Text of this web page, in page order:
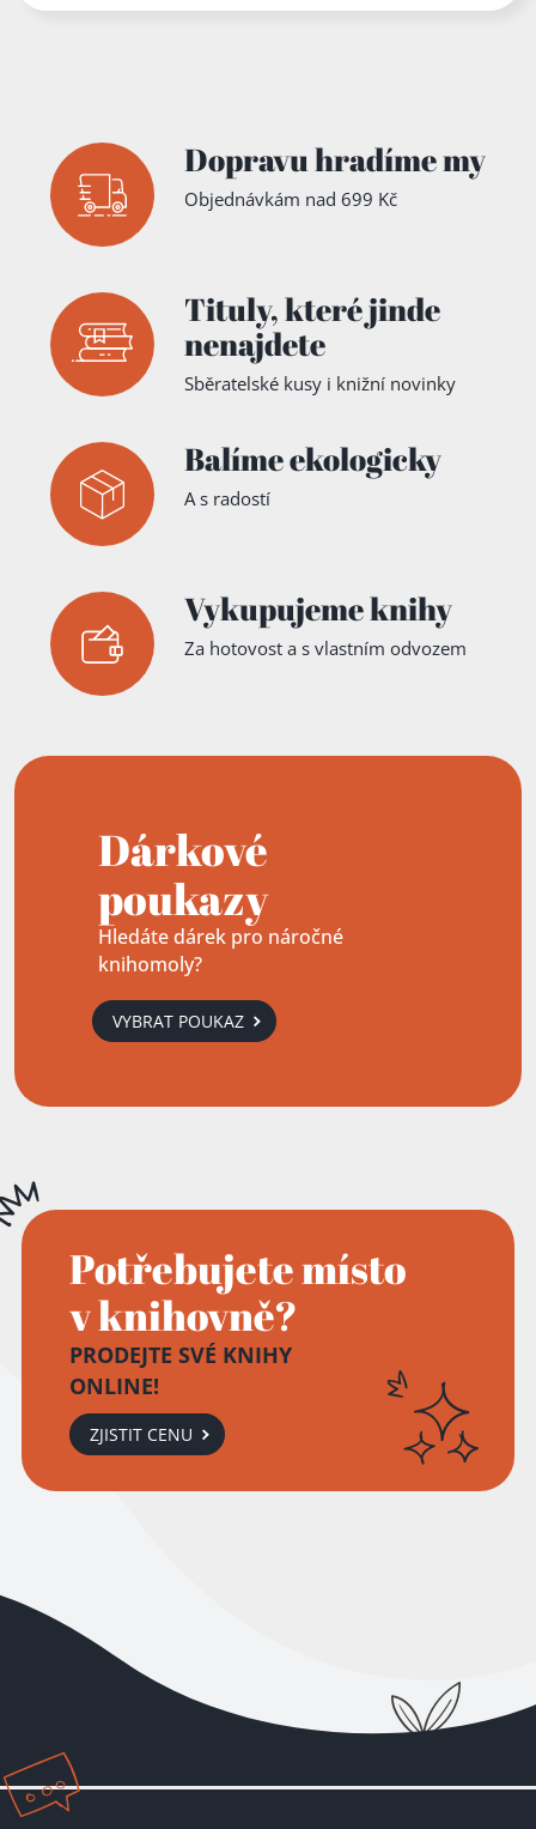
Dopravu hradíme my
Objednávkám nad 699 Kč
Tituly,které jinde
nenajdete
Sběratelské kusy i knižní novinky
Balíme ekologicky
A s radostí
Vykupujeme knihy
Za hotovost a s vlastním odvozem
Dárkové
poukazy
Hledáte dárek pro náročné
knihomoly?
VYBRAT POUKAZ
Potřebujete místo
v knihovně?
PRODEJTE SVÉ KNIHY
ONLINE!
ZJISTIT CENU